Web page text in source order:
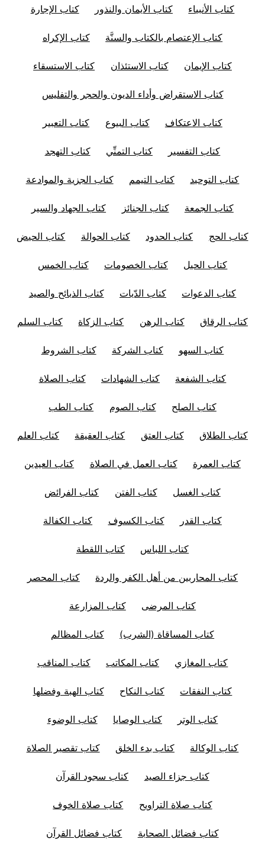
كتاب الأنبياء كتاب الأيمان والنذور كتاب الإجارة
كتاب الإعتصام بالكتاب والسنَّة كتاب الإكراه
كتاب الإيمان كتاب الاستئذان كتاب الاستسقاء
كتاب الاستقراض وأداء الديون والحجر والتفليس
كتاب الاعتكاف كتاب البيوع كتاب التعبير
كتاب التفسير كتاب التمنِّي كتاب التهجد
كتاب التوحيد كتاب التيمم كتاب الجزية والموادعة
كتاب الجمعة كتاب الجنائز كتاب الجهاد والسير
كتاب الحج كتاب الحدود كتاب الحوالة كتاب الحيض
كتاب الحيل كتاب الخصومات كتاب الخمس
كتاب الدعوات كتاب الدّيات كتاب الذبائح والصيد
كتاب الرقاق كتاب الرهن كتاب الزكاة كتاب السلم
كتاب السهو كتاب الشركة كتاب الشروط
كتاب الشفعة كتاب الشهادات كتاب الصلاة
كتاب الصلح كتاب الصوم كتاب الطب
كتاب الطلاق كتاب العتق كتاب العقيقة كتاب العلم
كتاب العمرة كتاب العمل في الصلاة كتاب العيدين
كتاب الغسل كتاب الفتن كتاب الفرائض
كتاب القدر كتاب الكسوف كتاب الكفالة
كتاب اللباس كتاب اللقطة
كتاب المحاربين من أهل الكفر والردة كتاب المحصر
كتاب المرضى كتاب المزارعة
كتاب المساقاة (الشرب) كتاب المظالم
كتاب المغازي كتاب المكاتب كتاب المناقب
كتاب النفقات كتاب النكاح كتاب الهبة وفضلها
كتاب الوتر كتاب الوصايا كتاب الوضوء
كتاب الوكالة كتاب بدء الخلق كتاب تقصير الصلاة
كتاب جزاء الصيد كتاب سجود القرآن
كتاب صلاة التراويح كتاب صلاة الخوف
كتاب فضائل الصحابة كتاب فضائل القرآن